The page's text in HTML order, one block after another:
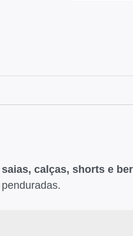
saias, calças, shorts e